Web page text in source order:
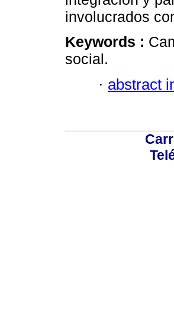
involucrados
Keywords :
social.
· abstract